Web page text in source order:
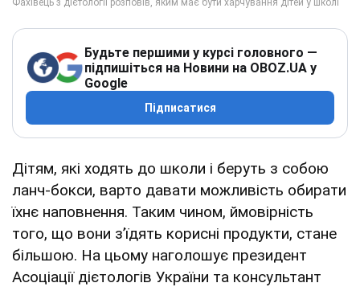
Будьте першими у курсі головного —
підпишіться на Новини на OBOZ.UA у
Google
Підписатися
Дітям, які ходять до школи і беруть з собою
ланч-бокси, варто давати можливість обирати
їхнє наповнення. Таким чином, ймовірність
того, що вони зʼїдять корисні продукти, стане
більшою. На цьому наголошує президент
Асоціації дієтологів України та консультант